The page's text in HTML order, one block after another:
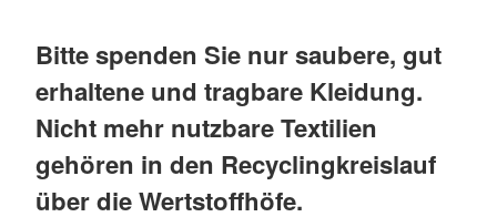
Bitte spenden Sie nur saubere, gut
erhaltene und tragbare Kleidung.
Nicht mehr nutzbare Textilien
gehören in den Recyclingkreislauf
über die Wertstoffhöfe.